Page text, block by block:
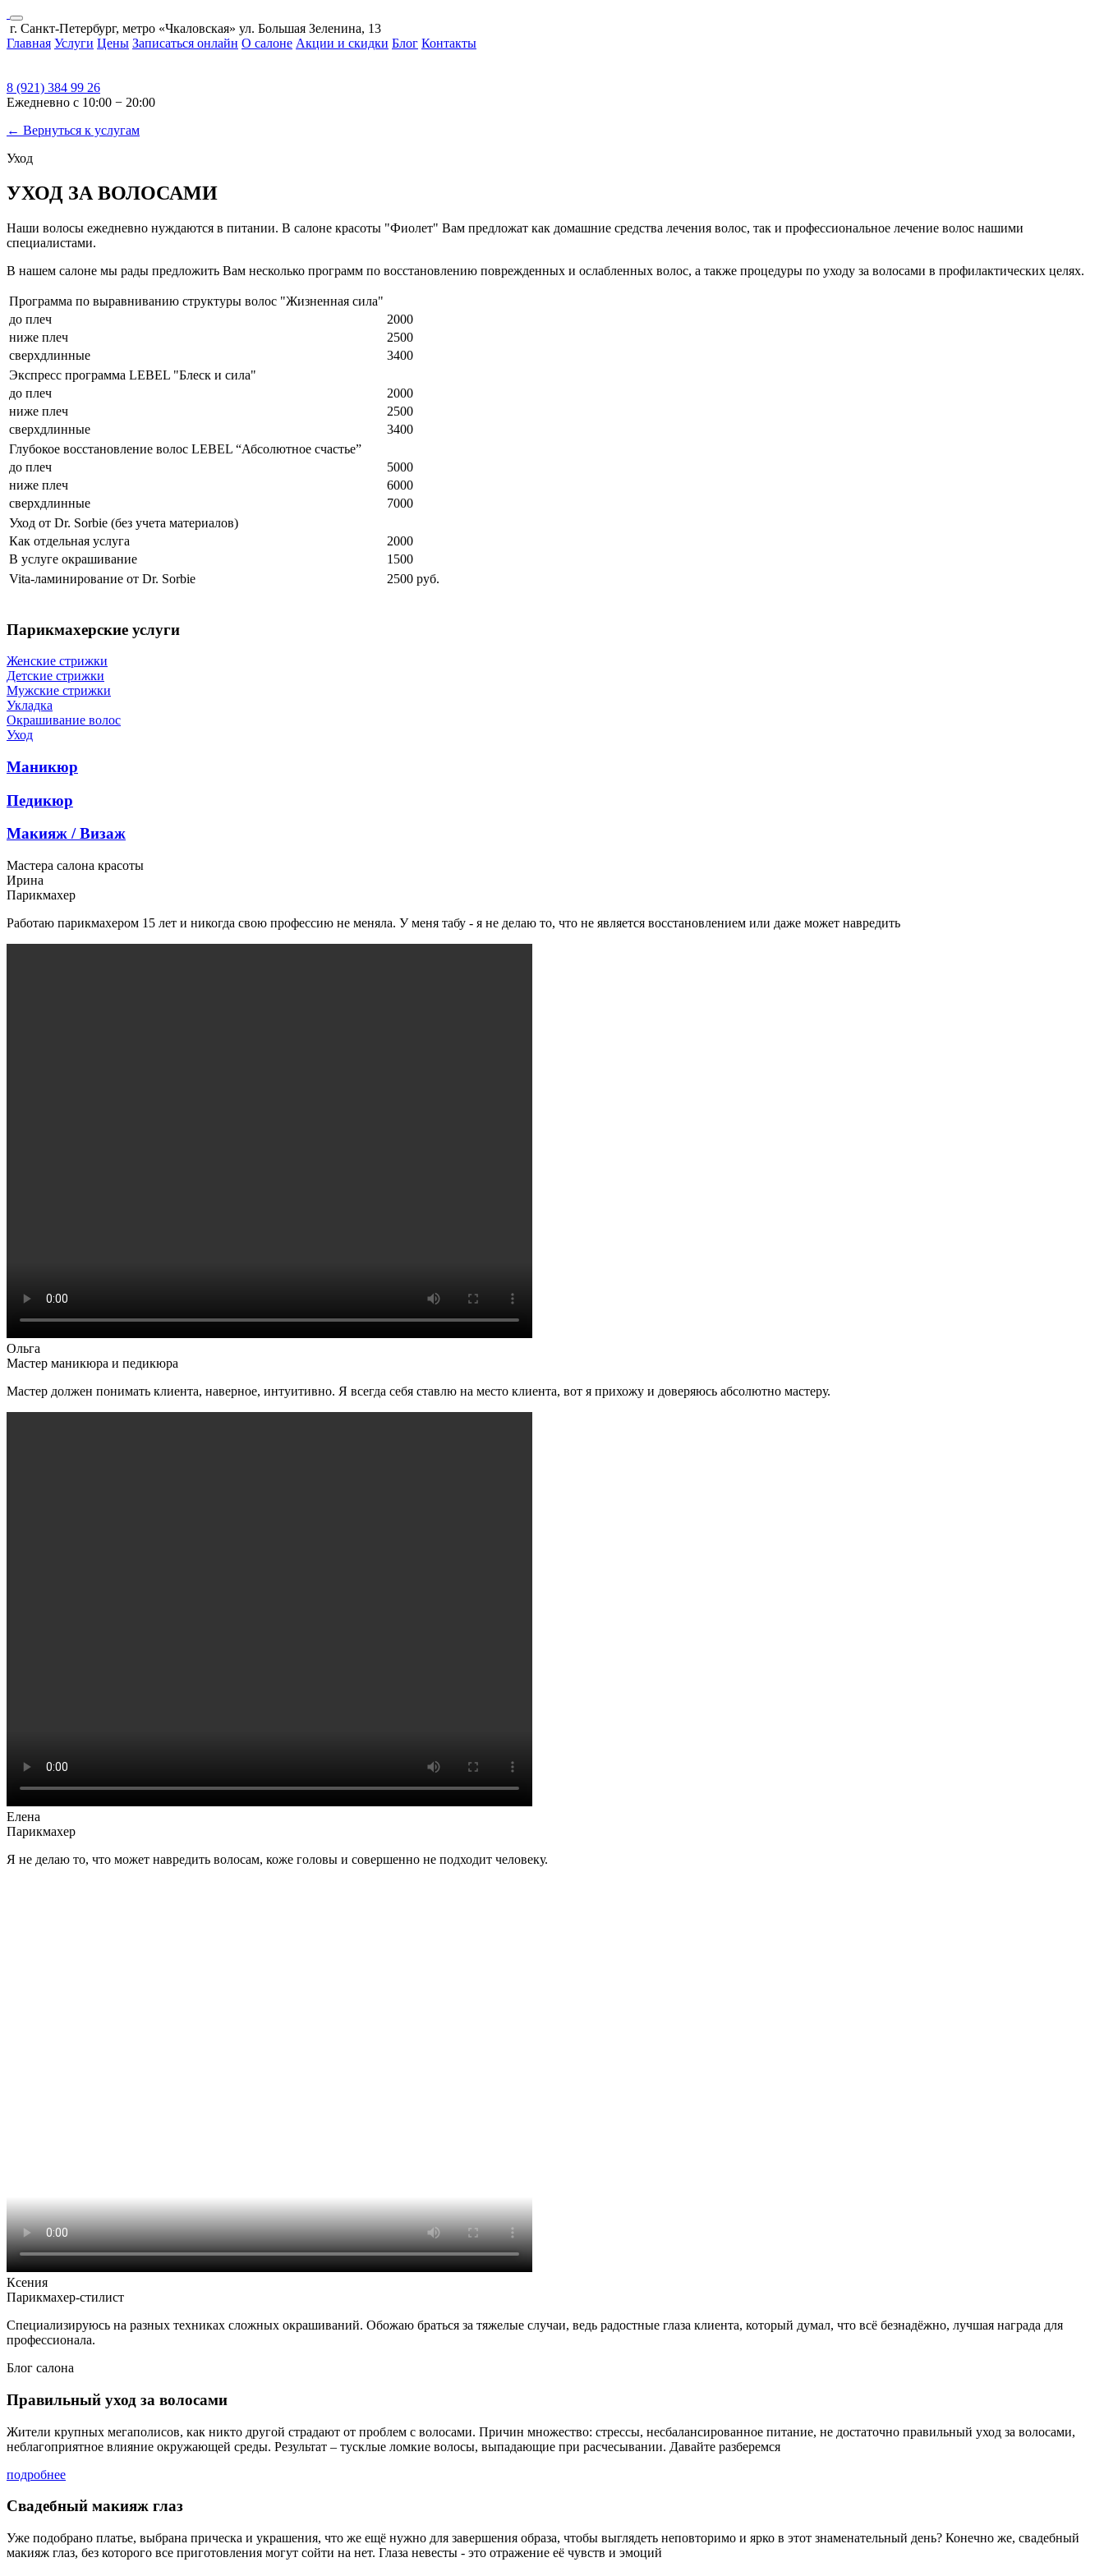
г. Санкт-Петербург, метро «Чкаловская» ул. Большая Зеленина, 13
Главная Услуги Цены Записаться онлайн О салоне Акции и скидки Блог Контакты
8 (921) 384 99 26
Ежедневно с 10:00 − 20:00
← Вернуться к услугам
Уход
УХОД ЗА ВОЛОСАМИ
Наши волосы ежедневно нуждаются в питании. В салоне красоты "Фиолет" Вам предложат как домашние средства лечения волос, так и профессиональное лечение волос нашими
специалистами.
В нашем салоне мы рады предложить Вам несколько программ по восстановлению поврежденных и ослабленных волос, а также процедуры по уходу за волосами в профилактических целях.
Программа по выравниванию структуры волос "Жизненная сила"
до плеч
2000
ниже плеч
2500
сверхдлинные
3400
Экспресс программа LEBEL "Блеск и сила"
до плеч
2000
ниже плеч
2500
сверхдлинные
3400
Глубокое восстановление волос LEBEL “Абсолютное счастье”
до плеч
5000
ниже плеч
6000
сверхдлинные
7000
Уход от Dr. Sorbie (без учета материалов)
Как отдельная услуга
2000
В услуге окрашивание
1500
Vita-ламинирование от Dr. Sorbie
2500 руб.
Парикмахерские услуги
Женские стрижки
Детские стрижки
Мужские стрижки
Укладка
Окрашивание волос
Уход
Маникюр
Педикюр
Макияж / Визаж
Мастера салона красоты
Ирина
Парикмахер
Работаю парикмахером 15 лет и никогда свою профессию не меняла. У меня табу - я не делаю то, что не является восстановлением или даже может навредить
Ольга
Мастер маникюра и педикюра
Мастер должен понимать клиента, наверное, интуитивно. Я всегда себя ставлю на место клиента, вот я прихожу и доверяюсь абсолютно мастеру.
Елена
Парикмахер
Я не делаю то, что может навредить волосам, коже головы и совершенно не подходит человеку.
Ксения
Парикмахер-стилист
Специализируюсь на разных техниках сложных окрашиваний. Обожаю браться за тяжелые случаи, ведь радостные глаза клиента, который думал, что всё безнадёжно, лучшая награда для
профессионала.
Блог салона
Правильный уход за волосами
Жители крупных мегаполисов, как никто другой страдают от проблем с волосами. Причин множество: стрессы, несбалансированное питание, не достаточно правильный уход за волосами,
неблагоприятное влияние окружающей среды. Результат – тусклые ломкие волосы, выпадающие при расчесывании. Давайте разберемся
подробнее
Свадебный макияж глаз
Уже подобрано платье, выбрана прическа и украшения, что же ещё нужно для завершения образа, чтобы выглядеть неповторимо и ярко в этот знаменательный день? Конечно же, свадебный
макияж глаз, без которого все приготовления могут сойти на нет. Глаза невесты - это отражение её чувств и эмоций